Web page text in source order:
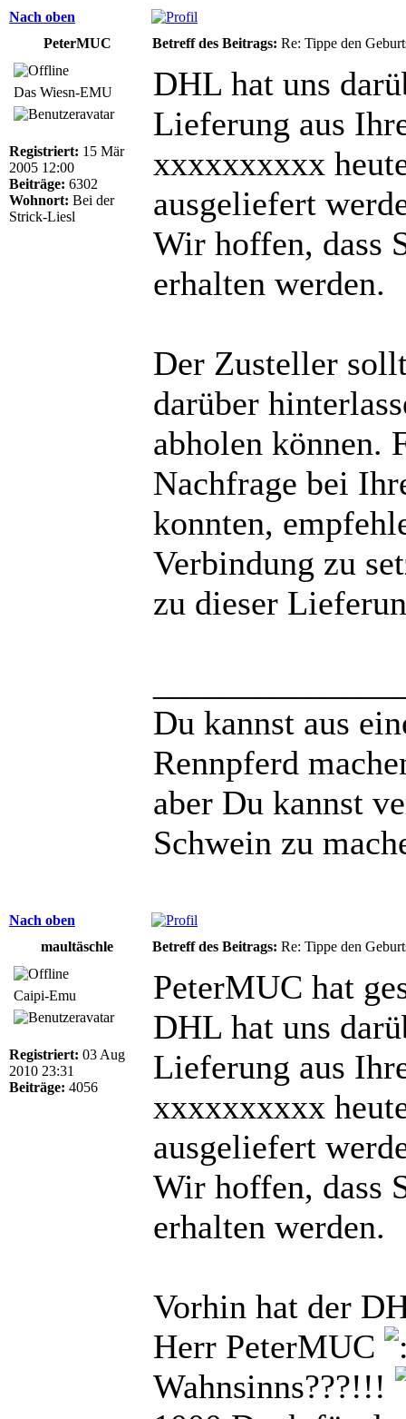
Nach oben
PeterMUC
Betreff des Beitrags: Re: Tippe den
Das Wiesn-EMU
Registriert: 15 Mär
2005 12:00
Beiträge: 6302
Wohnort: Bei der
Strick-Liesl
DHL hat uns
Lieferung aus
xxxxxxxxxx
ausgeliefert
Wir hoffen, dass
erhalten werden.
Der Zusteller
darüber
abholen können.
Nachfrage bei
konnten,
Verbindung zu
zu dieser
Du kannst aus
Rennpferd
aber Du kannst
Schwein zu
Nach oben
maultäschle
Betreff des Beitrags: Re: Tippe den
Caipi-Emu
Registriert: 03 Aug
2010 23:31
Beiträge: 4056
PeterMUC hat
DHL hat uns
Lieferung aus
xxxxxxxxxx
ausgeliefert
Wir hoffen, dass
erhalten werden.
Vorhin hat der
Herr PeterMUC
Wahnsinns???!!!